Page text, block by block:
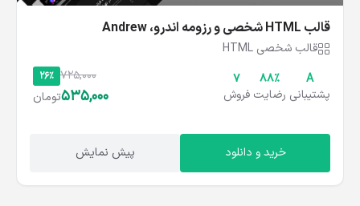
قالب HTML شخصی و رزومه اندرو، Andrew
قالب شخصی HTML
A
پشتیبانی
۸۸%
رضایت
7
فروش
26% 725,000
535,000تومان
خرید و دانلود پیش نمایش